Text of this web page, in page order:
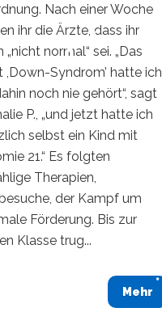
Nach einer Woche
ihr die Ärzte, dass ihr
„nicht normal“ sei. „Das
,Down-Syndrom’ hatte ich
noch nie gehört“, sagt
P., „und jetzt hatte ich
selbst ein Kind mit
21.“ Es folgten
Therapien,
der Kampf um
Förderung. Bis zur
Klasse trug...
Mehr